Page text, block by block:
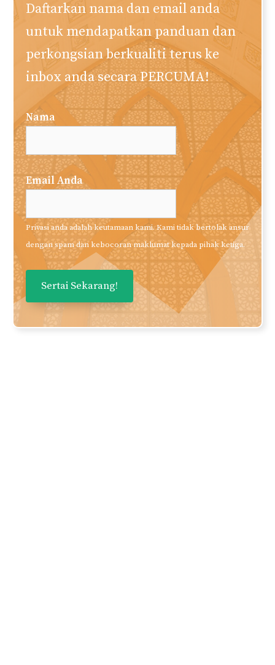
Daftarkan nama dan email anda
untuk mendapatkan panduan dan
perkongsian berkualiti terus ke
inbox anda secara PERCUMA!
Nama
Email Anda
Privasi anda adalah keutamaan kami. Kami tidak bertolak ansur
dengan spam dan kebocoran maklumat kepada pihak ketiga.